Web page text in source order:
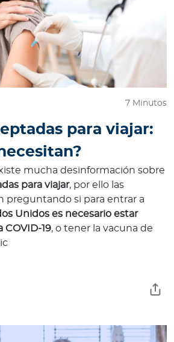
7 Minutos
para viajar:
mucha desinformación sobre
para viajar, por ello las
preguntando si para entrar a
Unidos es necesario estar
COVID-19, o tener la vacuna de